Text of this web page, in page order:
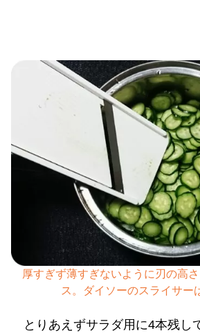
厚すぎず薄すぎないように刃の高
ス。ダイソーのスライサー
とりあえずサラダ用に4本残し